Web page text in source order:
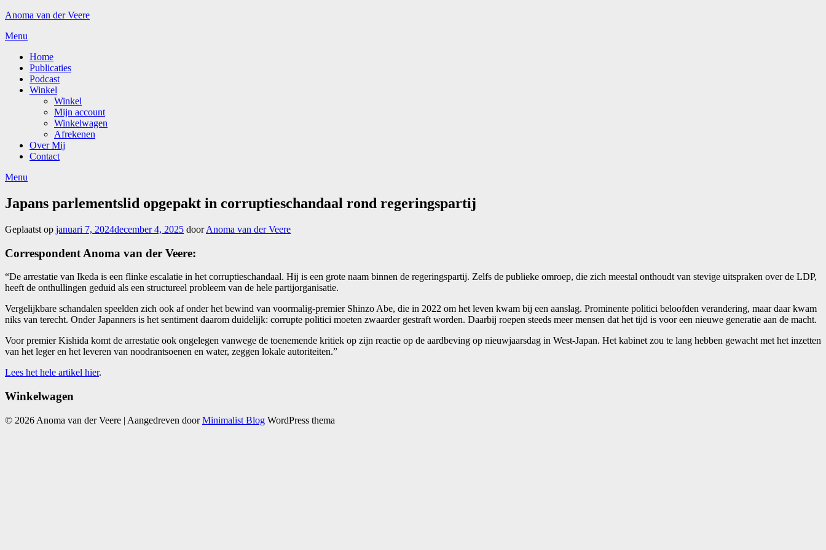
Ga
de
Anoma van der Veere
Menu
Home
Publicaties
Podcast
Winkel
Winkel
Mijn account
Winkelwagen
Afrekenen
Over Mij
Contact
Menu
Japans parlementslid opgepakt in corruptieschandaal rond regeringspartij
Geplaatst op januari 7, 2024december 4, 2025 doorAnoma van der Veere
Correspondent Anoma van der Veere:
“De arrestatie van Ikeda is een flinke escalatie in het corruptieschandaal. Hij is een grote naam binnen de regeringspartij. Zelfs de publieke omroep, die zich meestal onthoudt van stevige uitspraken over de LDP,
heeft de onthullingen geduid als een structureel probleem van de hele partijorganisatie.
Vergelijkbare schandalen speelden zich ook af onder het bewind van voormalig-premier Shinzo Abe, die in 2022 om het leven kwam bij een aanslag. Prominente politici beloofden verandering, maar daar kwam
niks van terecht. Onder Japanners is het sentiment daarom duidelijk: corrupte politici moeten zwaarder gestraft worden. Daarbij roepen steeds meer mensen dat het tijd is voor een nieuwe generatie aan de macht.
Voor premier Kishida komt de arrestatie ook ongelegen vanwege de toenemende kritiek op zijn reactie op de aardbeving op nieuwjaarsdag in West-Japan. Het kabinet zou te lang hebben gewacht met het inzetten
van het leger en het leveren van noodrantsoenen en water, zeggen lokale autoriteiten.”
Lees het hele artikel hier.
Winkelwagen
© 2026 Anoma van der Veere | Aangedreven doorMinimalist Blog WordPress thema